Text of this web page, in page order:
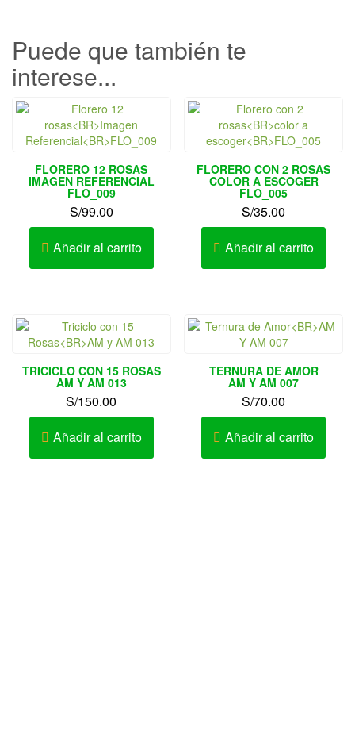
Puede que también te
interese...
FLORERO 12 ROSAS
IMAGEN REFERENCIAL
FLO_009
S/99.00
Añadir al carrito
FLORERO CON 2 ROSAS
COLOR A ESCOGER
FLO_005
S/35.00
Añadir al carrito
TRICICLO CON 15 ROSAS
AM Y AM 013
S/150.00
Añadir al carrito
TERNURA DE AMOR
AM Y AM 007
S/70.00
Añadir al carrito